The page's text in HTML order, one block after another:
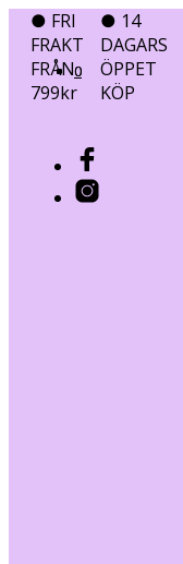
● FRI
FRAKT
FRÅN
799kr
● 14
DAGARS
ÖPPET
KÖP
0
0